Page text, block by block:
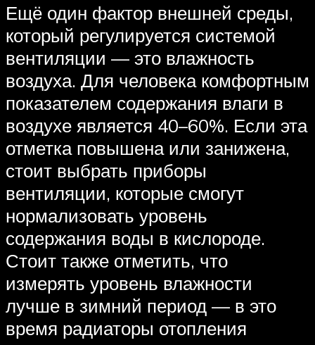
Ещё один фактор внешней среды,
который регулируется системой
вентиляции — это влажность
воздуха. Для человека комфортным
показателем содержания влаги в
воздухе является 40–60%. Если эта
отметка повышена или занижена,
стоит выбрать приборы
вентиляции, которые смогут
нормализовать уровень
содержания воды в кислороде.
Стоит также отметить, что
измерять уровень влажности
лучше в зимний период — в это
время радиаторы отопления